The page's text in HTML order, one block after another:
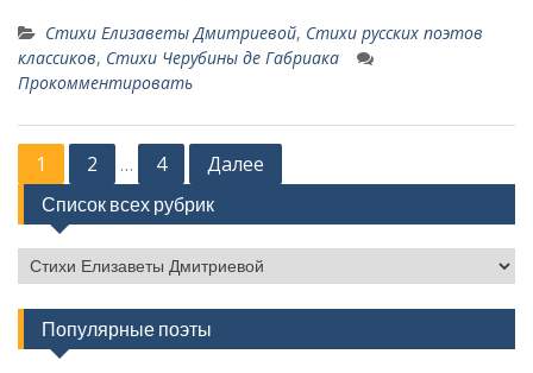
Стихи Елизаветы Дмитриевой, Стихи русских поэтов
классиков, Стихи Черубины де Габриака
Прокомментировать
в
и
г
1 2 … 4 Далее
Список всех рубрик
п
и
Популярные поэты